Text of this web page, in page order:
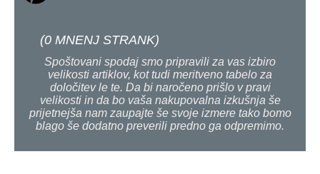
(0 MNENJ STRANK)
Spoštovani spodaj smo pripravili za vas izbiro
velikosti artiklov, kot tudi meritveno tabelo za
določitev le te. Da bi naročeno prišlo v pravi
velikosti in da bo vaša nakupovalna izkušnja še
prijetnejša nam zaupajte še svoje izmere tako bomo
blago še dodatno preverili predno ga odpremimo.